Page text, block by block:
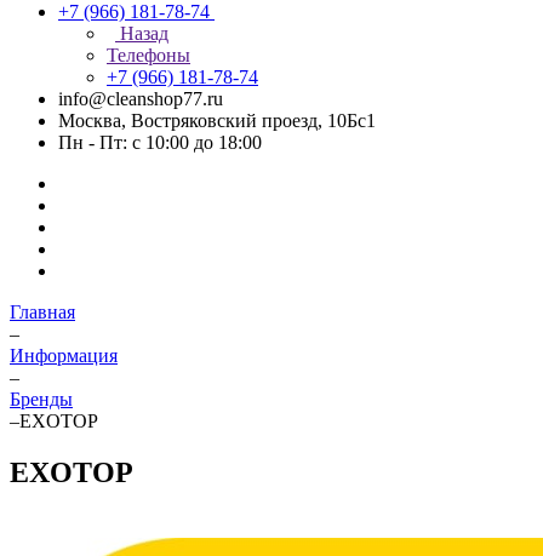
+7 (966) 181-78-74
Назад
Телефоны
+7 (966) 181-78-74
info@cleanshop77.ru
Москва, Востряковский проезд, 10Бс1
Пн - Пт: с 10:00 до 18:00
Главная
–
Информация
–
Бренды
–EXOTOP
EXOTOP